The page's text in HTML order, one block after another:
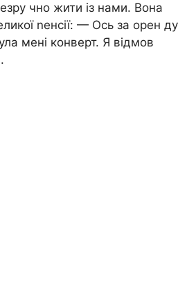
чно жити із нами. Вона
nенсії: — Ось за орен ду
мені конверт. Я відмов